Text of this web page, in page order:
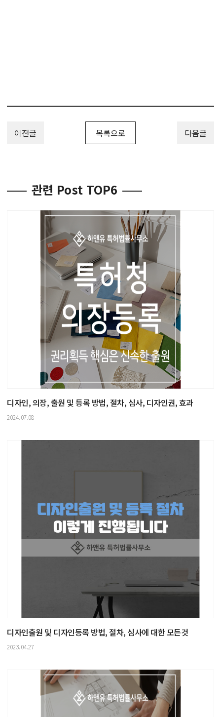
이전글 목록으로 다음글
관련 Post TOP6
디자인, 의장, 출원 및 등록 방법, 절차, 심사, 디자인권, 효과
2024.07.08
디자인출원 및 디자인등록 방법, 절차, 심사에 대한 모든것
2023.04.27